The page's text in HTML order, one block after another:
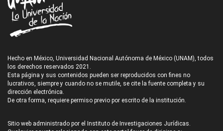
Hecho en México, Universidad Nacional Autónoma de México (UNAM), todos
los derechos reservados 2021.
Esta página y sus contenidos pueden ser reproducidos con fines no
lucrativos, siempre y cuando no se mutile, se cite la fuente completa y su
dirección electrónica.
De otra forma, requiere permiso previo por escrito de la institución.
Sitio web administrado por el Instituto de Investigaciones Jurídicas.